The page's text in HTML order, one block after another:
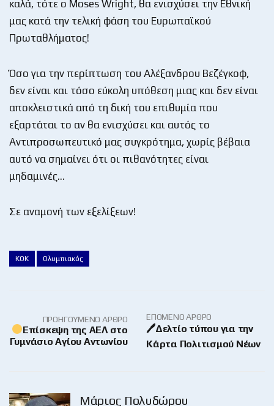
καλά, τότε ο Moses Wright, θα ενισχύσει την Εθνική
μας κατά την τελική φάση του Ευρωπαϊκού
Πρωταθλήματος!
Όσο για την περίπτωση του Αλέξανδρου Βεζέγκοφ,
δεν είναι και τόσο εύκολη υπόθεση μιας και δεν είναι
αποκλειστικά από τη δική του επιθυμία που
εξαρτάται το αν θα ενισχύσει και αυτός το
Αντιπροσωπευτικό μας συγκρότημα, χωρίς βέβαια
αυτό να σημαίνει ότι οι πιθανότητες είναι
μηδαμινές…
Σε αναμονή των εξελίξεων!
ΚΟΚ Ολυμπιακός
ΠΡΟΗΓΟΎΜΕΝΟ ΆΡΘΡΟ
Επίσκεψη της ΑΕΛ στο
Γυμνάσιο Αγίου Αντωνίου
ΕΠΌΜΕΝΟ ΆΡΘΡΟ
🖊Δελτίο τύπου για την
Κάρτα Πολιτισμού Νέων
Μάριος Πολυδώρου